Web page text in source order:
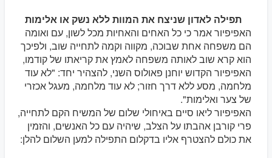
תפילה לאדון שניצח את המוות ללא נשק או אלימות
האפיפיור אמר כי כל האחים והאחיות מכל לשון, עם ואומה
הם משפחה אחת שבוכה, מקווה וקמה לתחייה שוב, ולפיכך
הוא קרא שוב לאותה משפחה לאמץ את קריאתו של קודמו,
האפיפיור הקדוש יוחנן פאולוס השני, להצהיר יחד: "לא עוד
מלחמה, מסע ללא דרך חזור; לא עוד מלחמה, מעגל אכזרי
של צער ואלימות".
האפיפיור ליאו סיים באיחולי שלום של המשיח הקם לתחייה,
פרי קורבן אהבתו על הצלב, שיהיה עם כל האנשים, והזמין
את כולם להצטרף אליו בדקלום התפילה למען השלום להלן: